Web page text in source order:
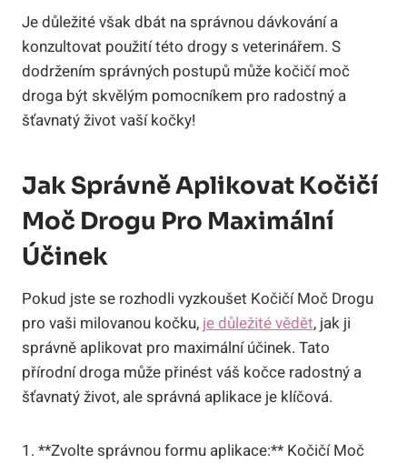
Je důležité však dbát ⁤na správnou dávkování a
konzultovat použití této drogy ⁣s⁣ veterinářem. S
dodržením správných postupů může ​kočičí moč‍
droga být skvělým ⁢pomocníkem‌ pro radostný a‍
šťavnatý život ‍vaší‌ kočky!
Jak Správně Aplikovat Kočičí
Moč ⁤Drogu⁤ Pro Maximální
Účinek
Pokud jste se rozhodli vyzkoušet Kočičí Moč Drogu
‌pro vaši ⁤milovanou kočku, ⁢ je důležité‌ vědět, jak ji
správně aplikovat pro ​maximální‍ účinek. Tato
přírodní droga může přinést váš kočce radostný a
šťavnatý ​život, ale správná aplikace ⁤je klíčová.
1. **Zvolte správnou⁣ formu aplikace:** Kočičí Moč